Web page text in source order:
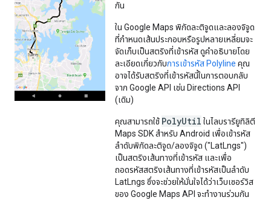
กัน
ใน Google Maps พิกัดละติจูดและลองจิจูด
ที่กําหนดเส้นประกอบหรือรูปหลายเหลี่ยมจะ
จัดเก็บเป็นสตริงที่เข้ารหัส ดูคำอธิบายโดย
ละเอียดเกี่ยวกับการเข้ารหัส Polyline คุณ
อาจได้รับสตริงที่เข้ารหัสนี้ในการตอบกลับ
จาก Google API เช่น Directions API
(เดิม)
คุณสามารถใช้ PolyUtil ในไลบรารียูทิลิตี
Maps SDK สําหรับ Android เพื่อเข้ารหัส
ลําดับพิกัดละติจูด/ลองจิจูด ("LatLngs")
เป็นสตริงเส้นทางที่เข้ารหัส และเพื่อ
ถอดรหัสสตริงเส้นทางที่เข้ารหัสเป็นลําดับ
LatLngs ซึ่งจะช่วยให้มั่นใจได้ว่าเว็บเซอร์วิส
ของ Google Maps API จะทำงานร่วมกัน